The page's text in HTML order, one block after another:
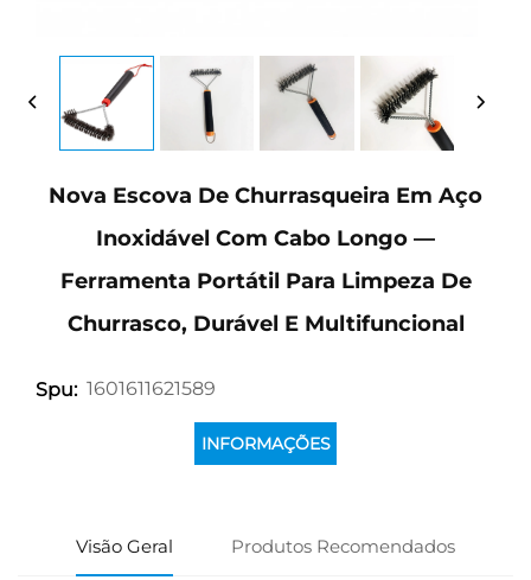
Nova Escova De Churrasqueira Em Aço
Inoxidável Com Cabo Longo —
Ferramenta Portátil Para Limpeza De
Churrasco, Durável E Multifuncional
Spu: 1601611621589
INFORMAÇÕES
Visão Geral Produtos Recomendados